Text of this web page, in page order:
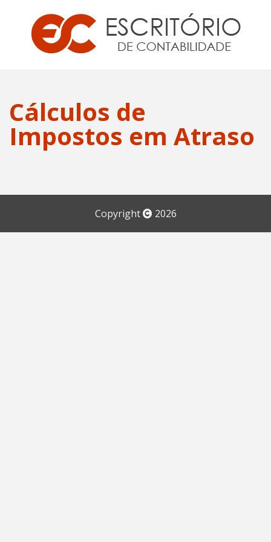
Cálculos de
Impostos em Atraso
Copyright 2026